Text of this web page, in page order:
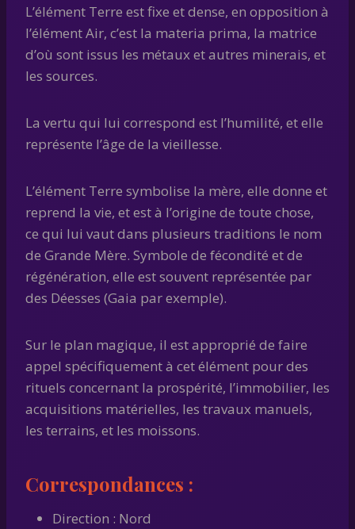
L’élément Terre est fixe et dense, en opposition à
l’élément Air, c’est la materia prima, la matrice
d’où sont issus les métaux et autres minerais, et
les sources.
La vertu qui lui correspond est l’humilité, et elle
représente l’âge de la vieillesse.
L’élément Terre symbolise la mère, elle donne et
reprend la vie, et est à l’origine de toute chose,
ce qui lui vaut dans plusieurs traditions le nom
de Grande Mère. Symbole de fécondité et de
régénération, elle est souvent représentée par
des Déesses (Gaia par exemple).
Sur le plan magique, il est approprié de faire
appel spécifiquement à cet élément pour des
rituels concernant la prospérité, l’immobilier, les
acquisitions matérielles, les travaux manuels,
les terrains, et les moissons.
Correspondances :
Direction : Nord